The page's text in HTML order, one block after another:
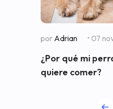
por Adrian • 07
¿Por qué mi
quiere comer?